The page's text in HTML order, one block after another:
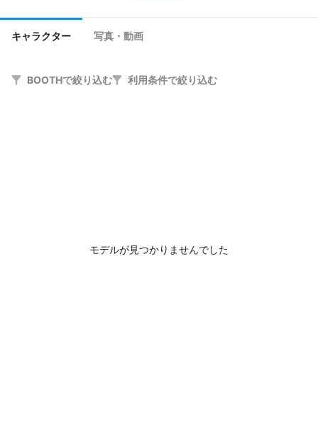
キャラクター 写真・動画
BOOTHで絞り込む 利用条件で絞り込む
モデルが見つかりませんでした